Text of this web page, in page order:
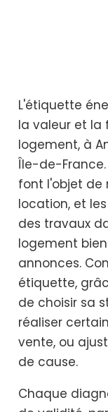
L'étiquette
la valeur et la
logement, à
Île-de-France.
font l'objet de
location, et
des travaux
logement
annonces.
étiquette,
de choisir sa
réaliser
vente, ou
de cause.
Chaque